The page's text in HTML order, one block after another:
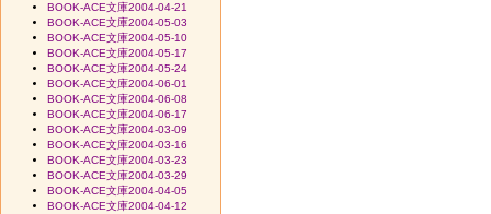
BOOK-ACE文庫2004-04-21
BOOK-ACE文庫2004-05-03
BOOK-ACE文庫2004-05-10
BOOK-ACE文庫2004-05-17
BOOK-ACE文庫2004-05-24
BOOK-ACE文庫2004-06-01
BOOK-ACE文庫2004-06-08
BOOK-ACE文庫2004-06-17
BOOK-ACE文庫2004-03-09
BOOK-ACE文庫2004-03-16
BOOK-ACE文庫2004-03-23
BOOK-ACE文庫2004-03-29
BOOK-ACE文庫2004-04-05
BOOK-ACE文庫2004-04-12